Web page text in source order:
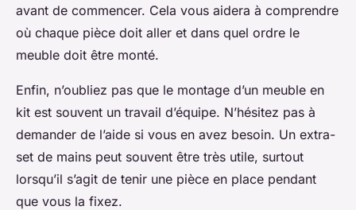
avant de commencer. Cela vous aidera à comprendre
où chaque pièce doit aller et dans quel ordre le
meuble doit être monté.
Enfin, n’oubliez pas que le montage d’un meuble en
kit est souvent un travail d’équipe. N’hésitez pas à
demander de l’aide si vous en avez besoin. Un extra-
set de mains peut souvent être très utile, surtout
lorsqu’il s’agit de tenir une pièce en place pendant
que vous la fixez.